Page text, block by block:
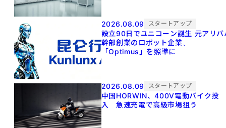
2026.08.09 スタートアップ
設立90日でユニコーン誕生 元アリババ
幹部創業のロボット企業、
「Optimus」を照準に
2026.08.09 スタートアップ
中国HORWIN、400V電動バイク投
入 急速充電で高級市場狙う